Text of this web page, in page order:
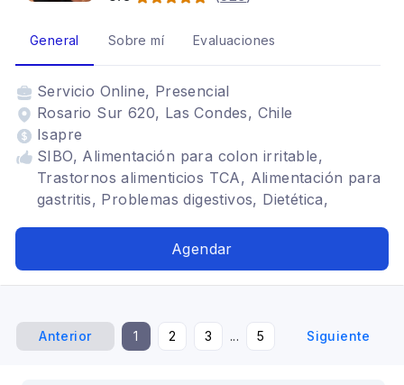
General Sobre mí Evaluaciones
Servicio Online, Presencial
Rosario Sur 620, Las Condes, Chile
Isapre
SIBO, Alimentación para colon irritable,
Trastornos alimenticios TCA, Alimentación para
gastritis, Problemas digestivos, Dietética,
embarazadas, Vegetarianismo y veganismo
Agendar
Anterior 1 2 3 ... 5 Siguiente